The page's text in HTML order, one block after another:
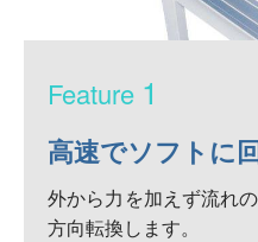
1
高速でソフトに
外から力を加えず流れ
方向転換します。